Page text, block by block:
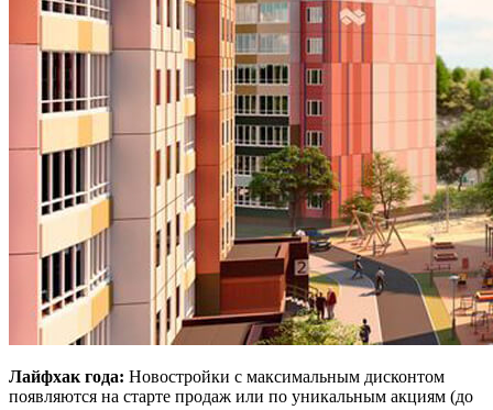
Лайфхак года: Новостройки с максимальным дисконтом
появляются на старте продаж или по уникальным акциям (до